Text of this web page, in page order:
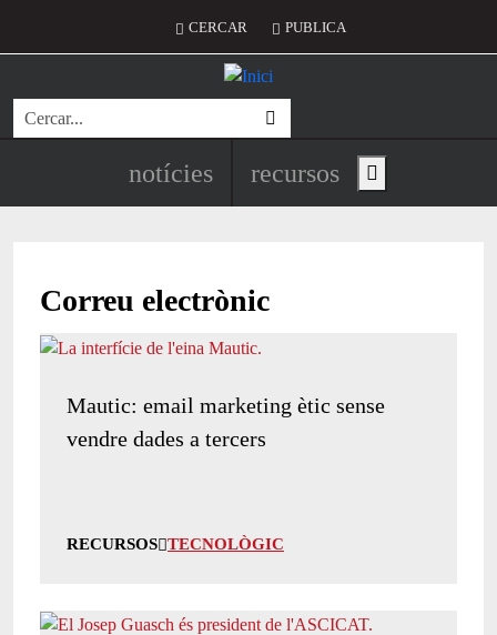
Menú del compte d'usuari
CERCAR PUBLICA
Cerca
Navegació principal de
notícies recursos Show main menu
Correu electrònic
Mautic: email marketing ètic sense
vendre dades a tercers
RECURSOS TECNOLÒGIC